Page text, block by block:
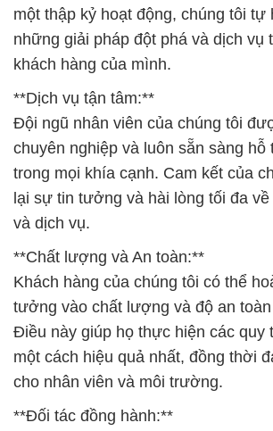
một thập kỷ hoạt động, chúng tôi tự
những giải pháp đột phá và dịch vụ
khách hàng của mình.
**Dịch vụ tận tâm:**
Đội ngũ nhân viên của chúng tôi
chuyên nghiệp và luôn sẵn sàng hỗ
trong mọi khía cạnh. Cam kết của
lại sự tin tưởng và hài lòng tối đa
và dịch vụ.
**Chất lượng và An toàn:**
Khách hàng của chúng tôi có thể
tưởng vào chất lượng và độ an
Điều này giúp họ thực hiện các quy
một cách hiệu quả nhất, đồng thời
cho nhân viên và môi trường.
**Đối tác đồng hành:**